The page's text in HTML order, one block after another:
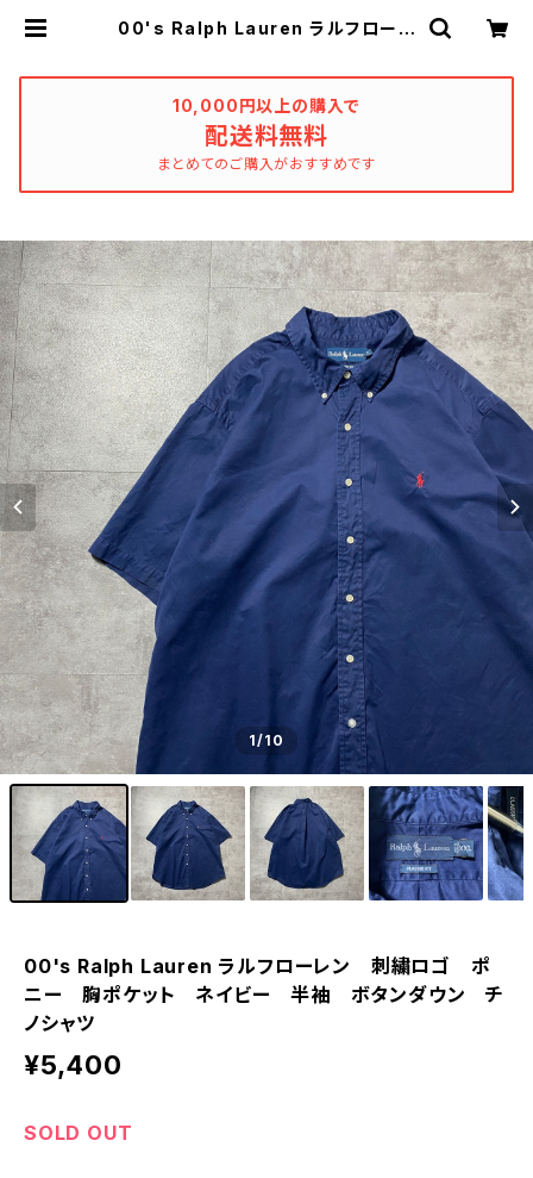
00's Ralph Lauren ラルフローレ
チノシャツ | used_clothing_kath
arsis
10,000円以上の購入で
配送料無料
まとめてのご購入がおすすめです
1/10
00's Ralph Lauren ラルフローレン 刺繍ロゴ ポ
ニー 胸ポケット ネイビー 半袖 ボタンダウン チ
ノシャツ
¥5,400
SOLD OUT